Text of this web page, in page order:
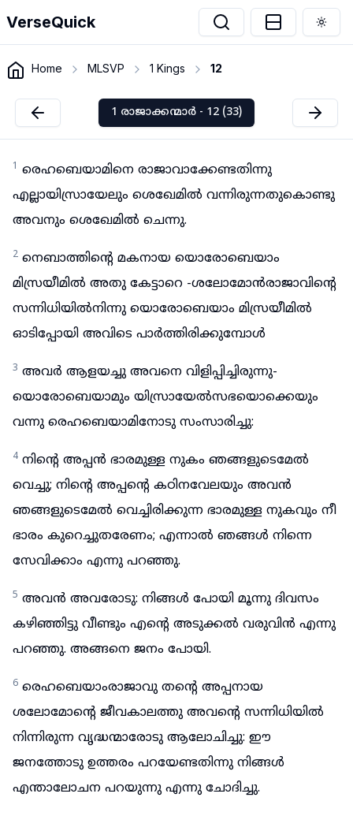
VerseQuick
Home MLSVP 1 Kings 12
1 രാജാക്കന്മാർ - 12 (33)
1 രെഹബെയാമിനെ രാജാവാക്കേണ്ടതിന്നു
എല്ലായിസ്രായേലും ശെഖേമിൽ വന്നിരുന്നതുകൊണ്ടു
അവനും ശെഖേമിൽ ചെന്നു.
2 നെബാത്തിന്റെ മകനായ യൊരോബെയാം
മിസ്രയീമിൽ അതു കേട്ടാറെ -ശലോമോൻരാജാവിന്റെ
സന്നിധിയിൽനിന്നു യൊരോബെയാം മിസ്രയീമിൽ
ഓടിപ്പോയി അവിടെ പാർത്തിരിക്കുമ്പോൾ
3 അവർ ആളയച്ചു അവനെ വിളിപ്പിച്ചിരുന്നു-
യൊരോബെയാമും യിസ്രായേൽസഭയൊക്കെയും
വന്നു രെഹബെയാമിനോടു സംസാരിച്ചു:
4 നിന്റെ അപ്പൻ ഭാരമുള്ള നുകം ഞങ്ങളുടെമേൽ
വെച്ചു; നിന്റെ അപ്പന്റെ കഠിനവേലയും അവൻ
ഞങ്ങളുടെമേൽ വെച്ചിരിക്കുന്ന ഭാരമുള്ള നുകവും നീ
ഭാരം കുറെച്ചുതരേണം; എന്നാൽ ഞങ്ങൾ നിന്നെ
സേവിക്കാം എന്നു പറഞ്ഞു.
5 അവൻ അവരോടു: നിങ്ങൾ പോയി മൂന്നു ദിവസം
കഴിഞ്ഞിട്ടു വീണ്ടും എന്റെ അടുക്കൽ വരുവിൻ എന്നു
പറഞ്ഞു. അങ്ങനെ ജനം പോയി.
6 രെഹബെയാംരാജാവു തന്റെ അപ്പനായ
ശലോമോന്റെ ജീവകാലത്തു അവന്റെ സന്നിധിയിൽ
നിന്നിരുന്ന വൃദ്ധന്മാരോടു ആലോചിച്ചു: ഈ
ജനത്തോടു ഉത്തരം പറയേണ്ടതിന്നു നിങ്ങൾ
എന്താലോചന പറയുന്നു എന്നു ചോദിച്ചു.